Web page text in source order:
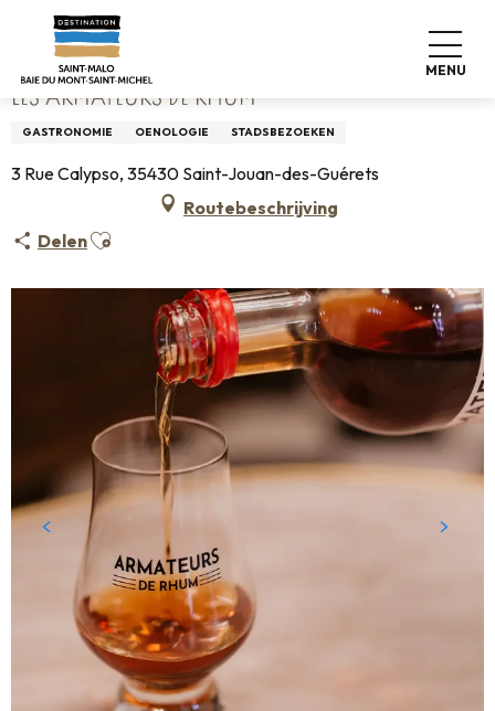
contenu
principal
MENU
Home Les Armateurs de Rhum
LES ARMATEURS DE RHUM
GASTRONOMIE OENOLOGIE STADSBEZOEKEN
3 Rue Calypso, 35430 Saint-Jouan-des-Guérets
Routebeschrijving
DelenAjouter aux favoris